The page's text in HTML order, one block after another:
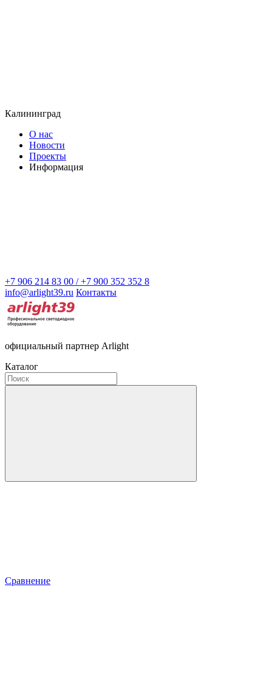
Калининград
О нас
Новости
Проекты
Информация
+7 906 214 83 00 / +7 900 352 352 8
info@arlight39.ru Контакты
официальный партнер Arlight
Каталог
Сравнение